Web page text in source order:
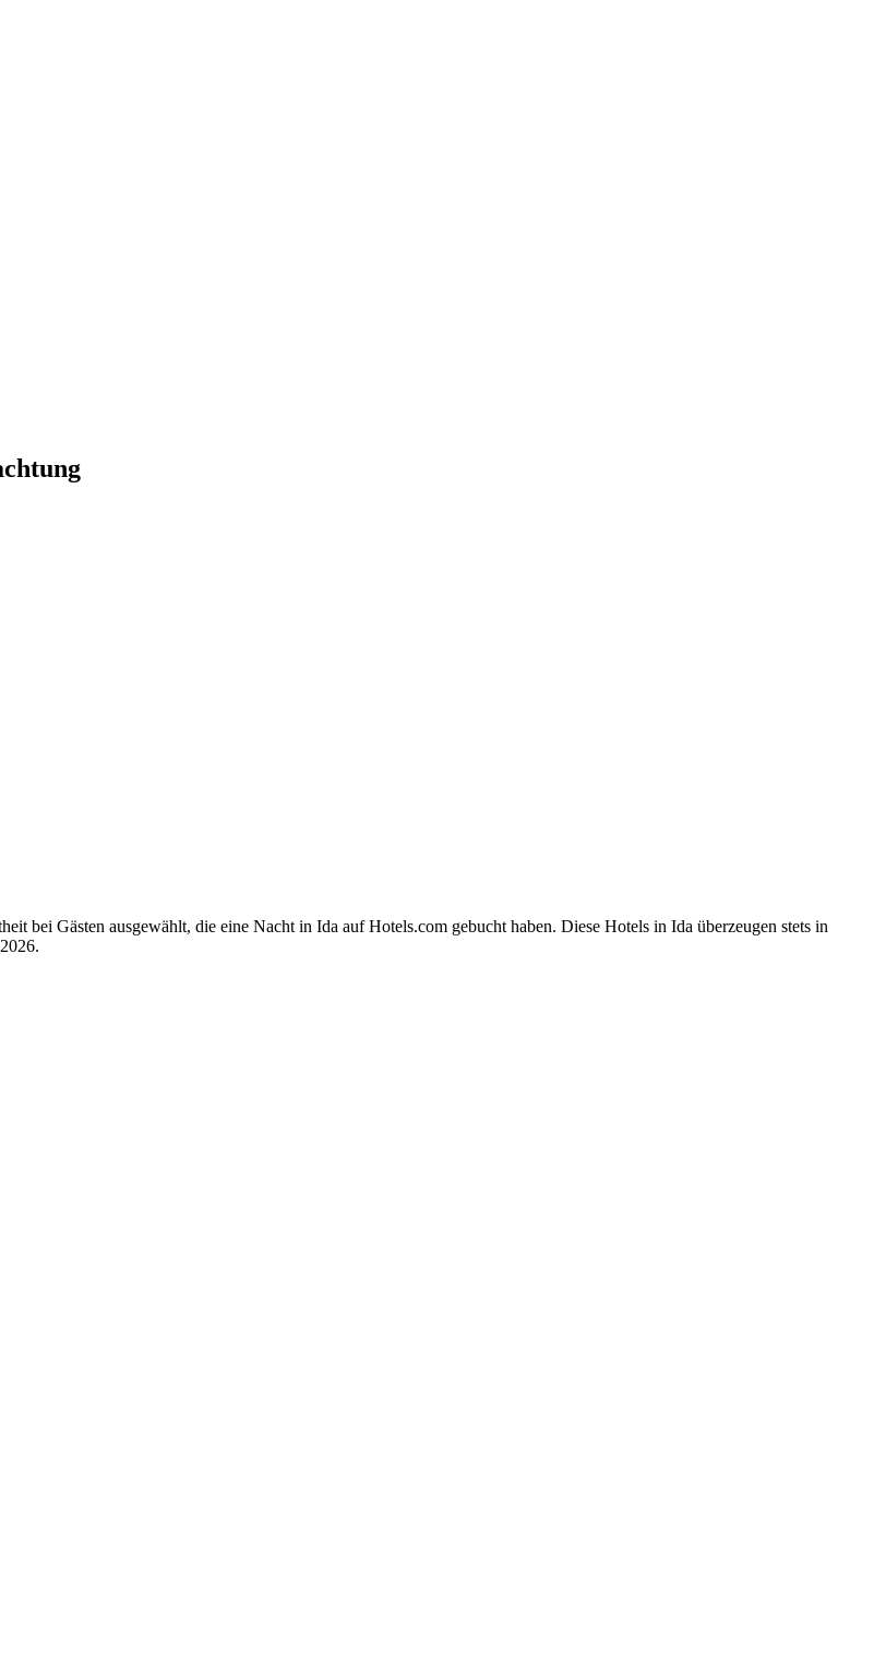
bei Gästen ausgewählt, die eine Nacht in Ida auf Hotels.com gebucht haben. Diese Hotels in Ida überzeugen stets in
.